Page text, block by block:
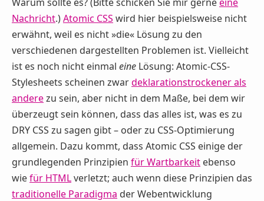
Nachricht.)Atomic CSS wird hier beispielsweise nicht
erwähnt, weil es nicht »die« Lösung zu den
verschiedenen dargestellten Problemen ist. Vielleicht
ist es noch nicht einmal eine Lösung: Atomic-CSS-
Stylesheets scheinen zwardeklarationstrockener als
anderezu sein, aber nicht in dem Maße, bei dem wir
überzeugt sein können, dass das alles ist, was es zu
DRY CSS zu sagen gibt – oder zu CSS-Optimierung
allgemein. Dazu kommt, dass Atomic CSS einige der
grundlegenden Prinzipien für Wartbarkeit ebenso
wiefür HTMLverletzt; auch wenn diese Prinzipien das
traditionelle Paradigma der Webentwicklung